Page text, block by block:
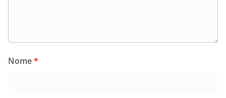
Nome*